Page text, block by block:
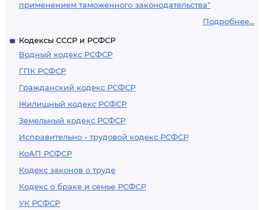
применением таможенного законодательства"
Подробнее...
Кодексы СССР и РСФСР
Водный кодекс РСФСР
ГПК РСФСР
Гражданский кодекс РСФСР
Жилищный кодекс РСФСР
Земельный кодекс РСФСР
Исправительно - трудовой кодекс РСФСР
КоАП РСФСР
Кодекс законов о труде
Кодекс о браке и семье РСФСР
УК РСФСР